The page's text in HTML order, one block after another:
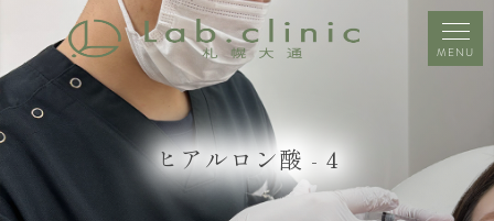
MENU
ヒアルロン酸 - 4